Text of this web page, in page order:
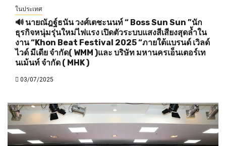
ในประเทศ
🔊 นายณัฎฐ์ธนัน วงศ์เตชะนนท์ “ Boss Sun Sun ”นัก
ธุรกิจหนุ่มรุ่นใหม่ไฟแรง เปิดตัวระบบแสงสีเสียงสุดล้ำใน
งาน “Khon Beat Festival 2025 “ภายใต้แบรนด์ เวิลด์
ไวด์ มีเดีย จำกัด( WMM )และ บริษัท มหานครเอ็นเตอร์เท
นเม้นท์ จำกัด ( MHK )
03/07/2025